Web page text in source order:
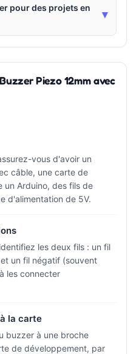
pour des projets en
▾
Piezo 12mm avec
vous d'avoir un
câble, une carte de
un Arduino, des fils de
d'alimentation de 5V.
les deux fils : un fil
un fil négatif (souvent
les connecter
la carte
buzzer à une broche
de développement, par